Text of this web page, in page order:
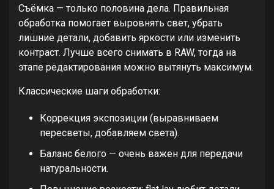
Съёмка — только половина дела. Правильная
обработка помогает выровнять свет, убрать
лишние детали, добавить яркости или изменить
контраст. Лучше всего снимать в RAW, тогда на
этапе редактирования можно вытянуть максимум.
Классические шаги обработки:
Коррекция экспозиции (выравниваем
пересветы, добавляем света).
Баланс белого — очень важен для передачи
натуральности.